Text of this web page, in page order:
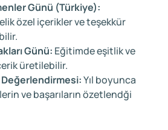
Günü (Türkiye):
özel içerikler ve teşekkür
Günü: Eğitimde eşitlik ve
üretilebilir.
Değerlendirmesi:Yıl boyunca
ve başarıların özetlendği